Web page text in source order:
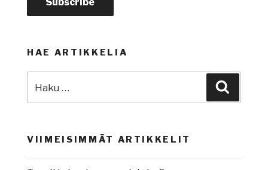
HAE ARTIKKELIA
VIIMEISIMMÄT ARTIKKELIT